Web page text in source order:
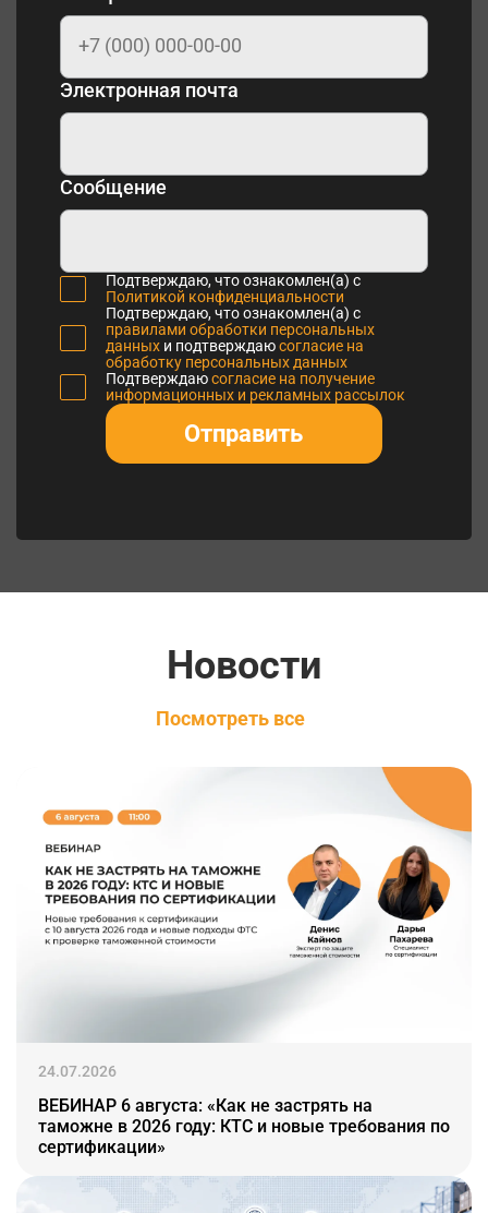
Электронная почта
Сообщение
Подтверждаю, что ознакомлен(а) с
Политикой конфиденциальности
Подтверждаю, что ознакомлен(а) с
правилами обработки персональных
данных и подтверждаюсогласие на
обработку персональных данных
Подтверждаюсогласие на получение
информационных и рекламных рассылок
Отправить
Новости
Посмотреть все
24.07.2026
ВЕБИНАР 6 августа: «Как не застрять на
таможне в 2026 году: КТС и новые требования по
сертификации»